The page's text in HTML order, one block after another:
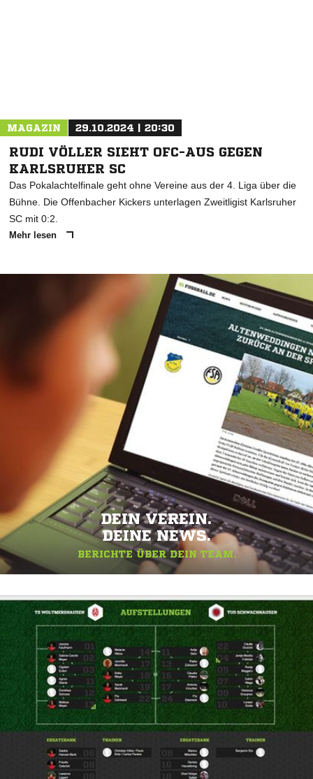
MAGAZIN 29.10.2024 | 20:30
RUDI VÖLLER SIEHT OFC-AUS GEGEN
KARLSRUHER SC
Das Pokalachtelfinale geht ohne Vereine aus der 4. Liga über die
Bühne. Die Offenbacher Kickers unterlagen Zweitligist Karlsruher
SC mit 0:2.
Mehr lesen
DEIN VEREIN.
DEINE NEWS.
BERICHTE ÜBER DEIN TEAM.